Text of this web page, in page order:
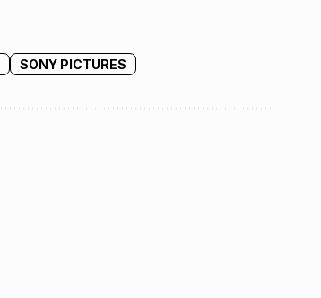
SONY PICTURES